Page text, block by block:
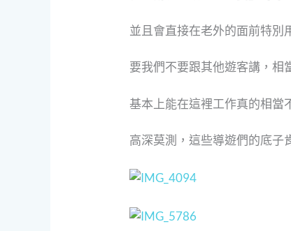
並且會直接在老外的面前特別
要我們不要跟其他遊客講，相
基本上能在這裡工作真的相當
高深莫測，這些導遊們的底子